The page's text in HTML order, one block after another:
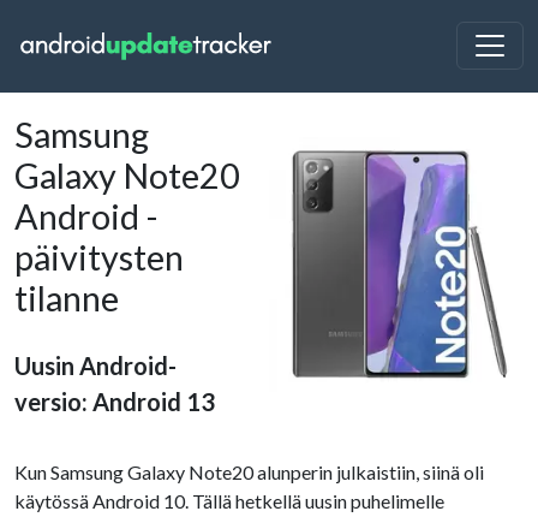
Samsung
Galaxy Note20
Android -
päivitysten
tilanne
Uusin Android-
versio: Android 13
Kun Samsung Galaxy Note20 alunperin julkaistiin, siinä oli
käytössä Android 10. Tällä hetkellä uusin puhelimelle